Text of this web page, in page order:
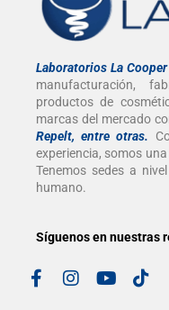
Laboratorios La Cooper
manufacturación,
productos de
marcas del mercado
Repelt, entre otras.
experiencia, somos
Tenemos sedes a
humano.
Síguenos en nuestras